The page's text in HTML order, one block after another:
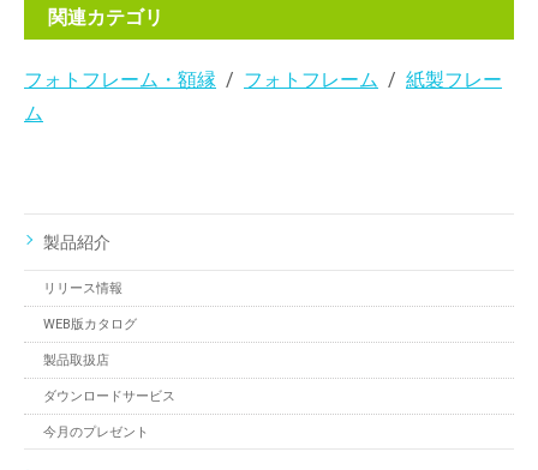
関連カテゴリ
フォトフレーム・額縁 フォトフレーム
紙製フレー
ム
製品紹介
リリース情報
WEB版カタログ
製品取扱店
ダウンロードサービス
今月のプレゼント